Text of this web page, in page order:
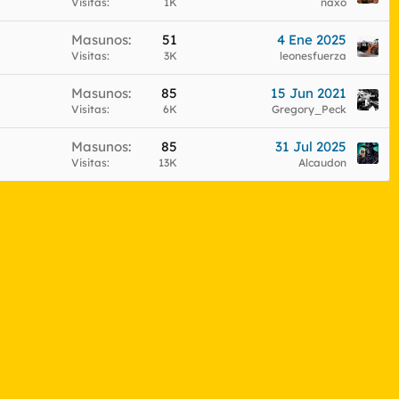
r
d
Masunos 51
Visitas 3K
4 Ene 2025
leonesfuerza
Masunos 85
Visitas 6K
15 Jun 2021
Gregory_Peck
Masunos 85
Visitas 13K
31 Jul 2025
Alcaudon